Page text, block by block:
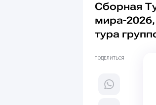
Сборная
мира-
тура
ПОДЕЛИТЬСЯ